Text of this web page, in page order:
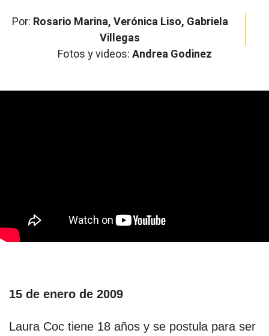
Por: Rosario Marina, Verónica Liso, Gabriela
Villegas
Fotos y videos: Andrea Godinez
15 de enero de 2009
Laura Coc tiene 18 años y se postula para ser